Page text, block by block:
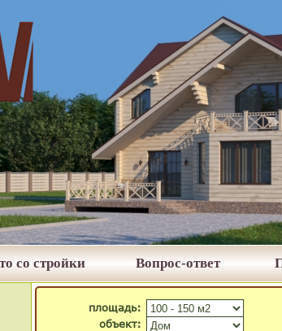
со стройки Вопрос-ответ
объект:
площадь: